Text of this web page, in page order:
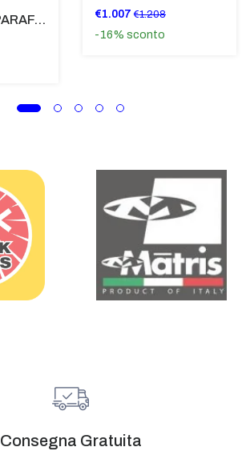
SUPPORTO PARAFANGO POSTERIORE BMW F900XR €1.007 €1.208
-16% sconto
Consegna Gratuita